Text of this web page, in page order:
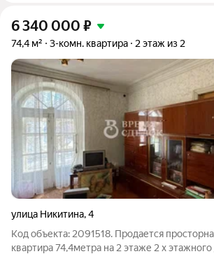
6 340 000 ₽
74,4 м² 3-комн. квартира 2 этаж из 2
улица Никитина,4
Код объекта: 2091518. Продается
квартира 74,4метра на 2 этаже 2 х